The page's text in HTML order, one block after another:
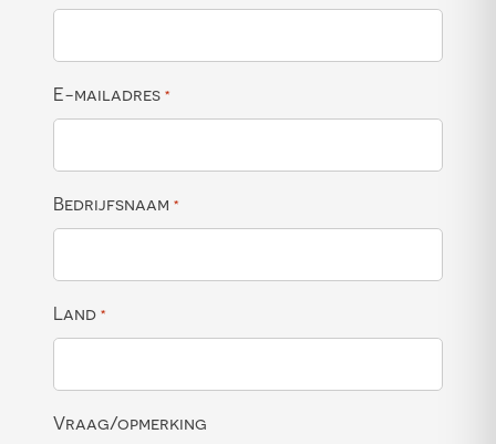
E-mailadres *
Bedrijfsnaam *
Land *
Vraag/opmerking